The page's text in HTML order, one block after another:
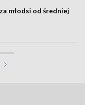
młodsi od średniej